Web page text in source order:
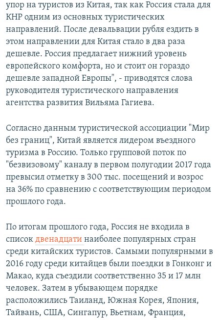
упор на туристов из Китая, так как Россия стала для
КНР одним из основных туристических
направлений. После девальвации рубля ездить в
этом направлении для Китая стало в два раза
дешевле. Россия предлагает нижний уровень
европейского комфорта, но и стоит он гораздо
дешевле западной Европы", - приводятся слова
руководителя туристического направления
агентства развития Вильяма Гагиева.
Согласно данным туристической ассоциации "Мир
без границ", Китай является лидером въездного
туризма в Россию. Только групповой поток по
"безвизовому" каналу в первом полугодии 2017 года
превысил отметку в 300 тыс. посещений и возрос
на 36% по сравнению с соответствующим периодом
прошлого года.
По итогам прошлого года, Россия не входила в
список двенадцати наиболее популярных стран
среди китайских туристов. Самыми популярными в
2016 году среди китайцев были поездки в Гонконг и
Макао, куда съездили соответственно 35 и 17 млн
человек. Затем в убывающем порядке
расположились Таиланд, Южная Корея, Япония,
Тайвань, США, Сингапур, Вьетнам, Франция,